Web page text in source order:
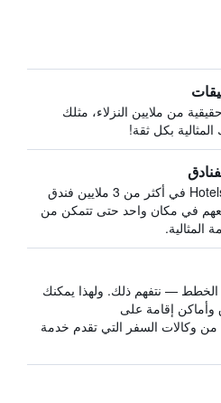
من ملايين النزلاء، مثلك
بكل ثقة!
يبحث HotelsCombined في أكثر من 3 ملايين فندق
في مكان واحد حتى تتمكن من
المثالية.
الخطط — نتفهم ذلك. ولهذا يمكنك
إقامة على
HotelsCombined من وكالات السفر التي تقدم خدمة